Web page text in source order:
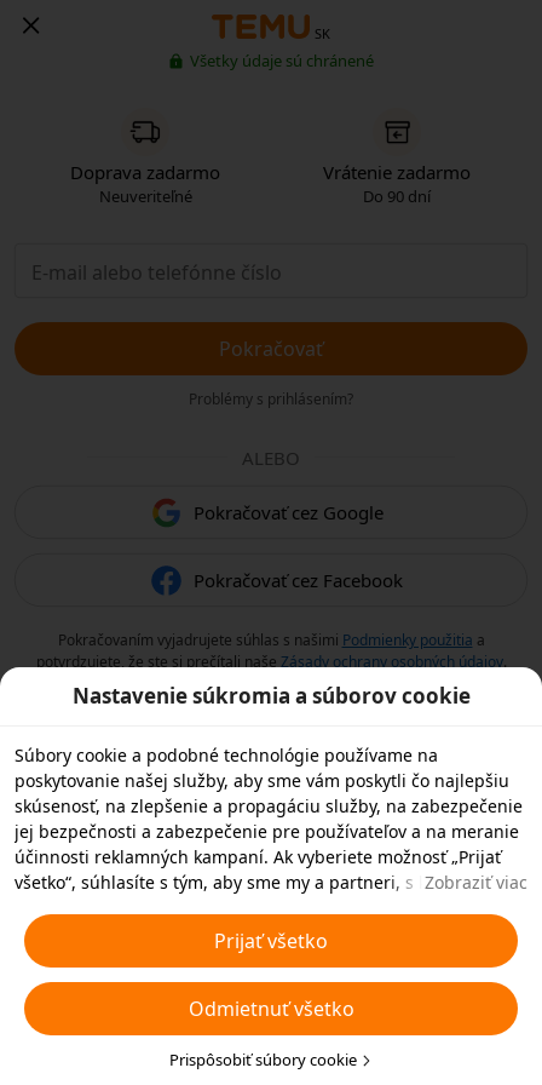
SK
Všetky údaje sú chránené
Doprava zadarmo
Neuveriteľné
Vrátenie zadarmo
Do 90 dní
Pokračovať
Problémy s prihlásením?
ALEBO
Pokračovať cez Google
Pokračovať cez Facebook
Pokračovaním vyjadrujete súhlas s našimi Podmienky použitia a
potvrdzujete, že ste si prečítali naše Zásady ochrany osobných údajov.
Nastavenie súkromia a súborov cookie
Súbory cookie a podobné technológie používame na
poskytovanie našej služby, aby sme vám poskytli čo najlepšiu
skúsenosť, na zlepšenie a propagáciu služby, na zabezpečenie
jej bezpečnosti a zabezpečenie pre používateľov a na meranie
účinnosti reklamných kampaní. Ak vyberiete možnosť „Prijať
všetko“, súhlasíte s tým, aby sme my a partneri, s ktorými
technológie vo vašom zariadení na reklamné účely. Môžete tiež
zvoliť možnosť „Odmietnuť všetky“ nedôležité súbory cookie
alebo vybrať, ktoré typy súborov cookie chcete prijať alebo
zakázať, kliknutím na tlačidlo „Prispôsobiť súbory cookie“ nižšie
alebo kedykoľvek v nastaveniach ochrany osobných údajov.
Viac informácií nájdete v našichPravidlách týkajúcich sa
Zobraziť viac
Prijať všetko
Odmietnuť všetko
Prispôsobiť súbory cookie